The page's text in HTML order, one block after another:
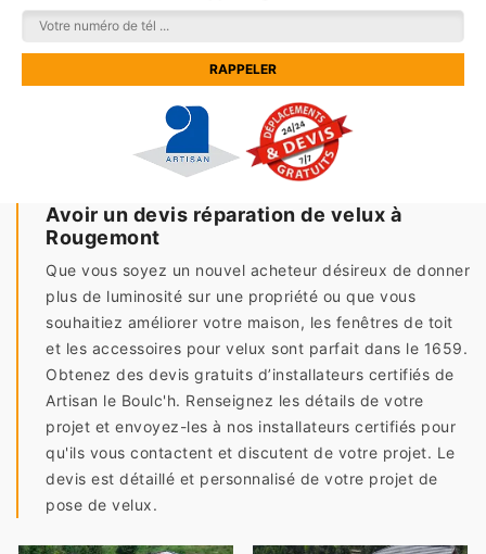
Avoir un devis réparation de velux à
Rougemont
Que vous soyez un nouvel acheteur désireux de donner
plus de luminosité sur une propriété ou que vous
souhaitiez améliorer votre maison, les fenêtres de toit
et les accessoires pour velux sont parfait dans le 1659.
Obtenez des devis gratuits d’installateurs certifiés de
Artisan le Boulc'h. Renseignez les détails de votre
projet et envoyez-les à nos installateurs certifiés pour
qu'ils vous contactent et discutent de votre projet. Le
devis est détaillé et personnalisé de votre projet de
pose de velux.